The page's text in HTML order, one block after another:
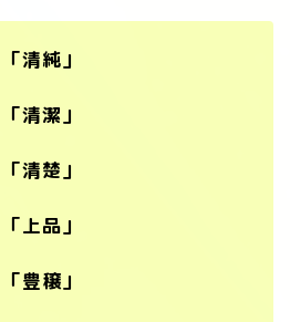
「清純」
「清潔」
「清楚」
「上品」
「豊穣」